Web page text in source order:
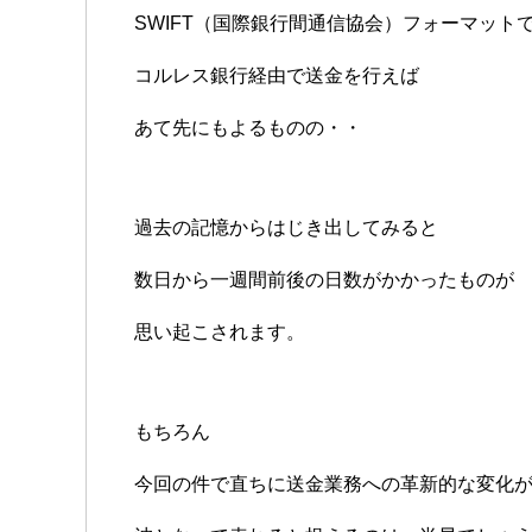
SWIFT（国際銀行間通信協会）フォーマット
コルレス銀行経由で送金を行えば
あて先にもよるものの・・
過去の記憶からはじき出してみると
数日から一週間前後の日数がかかったものが
思い起こされます。
もちろん
今回の件で直ちに送金業務への革新的な変化が